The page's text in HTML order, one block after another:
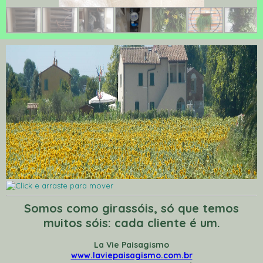
Somos como girassóis, só que temos
muitos sóis: cada cliente é um.
La Vie Paisagismo
www.laviepaisagismo.com.br